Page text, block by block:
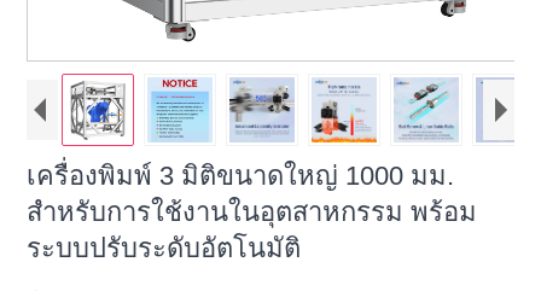
เครื่องพิมพ์ 3 มิติขนาดใหญ่ 1000 มม.
สำหรับการใช้งานในอุตสาหกรรม พร้อม
ระบบปรับระดับอัตโนมัติ